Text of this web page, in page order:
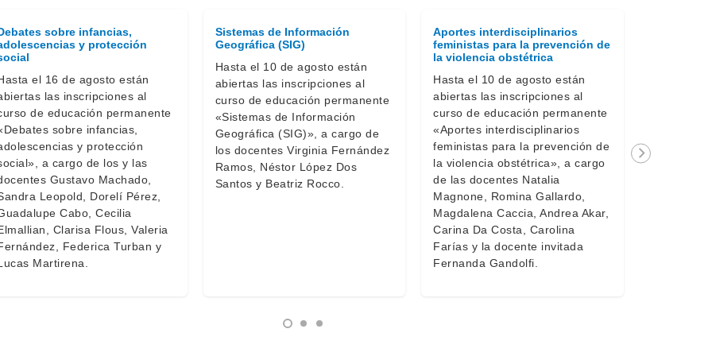
sobre infancias,
y protección
el 16 de agosto están
las inscripciones al
de educación permanente
sobre infancias,
y protección
a cargo de los y las
Gustavo Machado,
Leopold, Dorelí Pérez,
Cabo, Cecilia
Clarisa Flous, Valeria
Federica Turban y
Martirena.
Sistemas de Información
Geográfica (SIG)
Hasta el 10 de agosto están
abiertas las inscripciones al
curso de educación permanente
«Sistemas de Información
Geográfica (SIG)», a cargo de
los docentes Virginia Fernández
Ramos, Néstor López Dos
Santos y Beatriz Rocco.
Aportes interdisciplinarios
feministas para la prevención de
la violencia obstétrica
Hasta el 10 de agosto están
abiertas las inscripciones al
curso de educación permanente
«Aportes interdisciplinarios
feministas para la prevención de
la violencia obstétrica», a cargo
de las docentes Natalia
Magnone, Romina Gallardo,
Magdalena Caccia, Andrea Akar,
Carina Da Costa, Carolina
Farías y la docente invitada
Fernanda Gandolfi.